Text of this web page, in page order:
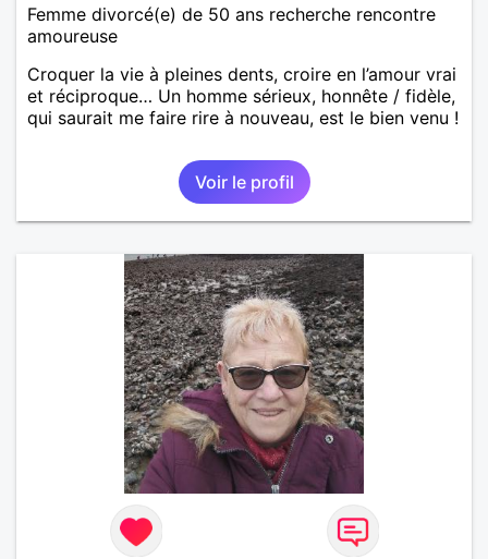
Femme divorcé(e) de 50 ans recherche rencontre
amoureuse
Croquer la vie à pleines dents, croire en l’amour vrai
et réciproque… Un homme sérieux, honnête / fidèle,
qui saurait me faire rire à nouveau, est le bien venu !
Voir le profil